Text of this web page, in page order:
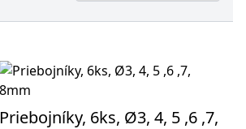
Priebojníky, 6ks, Ø3, 4, 5 ,6 ,7,